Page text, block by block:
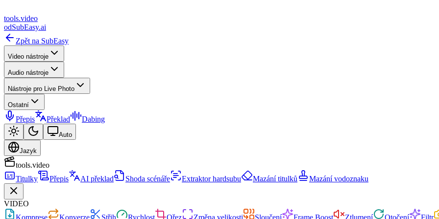
tools.video
odSubEasy.ai
Zpět na SubEasy
Video nástroje
Audio nástroje
Nástroje pro Live Photo
Ostatní
Přepis Překlad Dabing
Auto
Jazyk
tools.video
Titulky
Přepis AI překlad Shoda scénáře Extraktor hardsubu Mazání titulků Mazání vodoznaku
VIDEO
Komprese
Konverze Střih Rychlost Ořez Změna velikosti Sloučení Frame Boost Ztlumení Otočení Filtr